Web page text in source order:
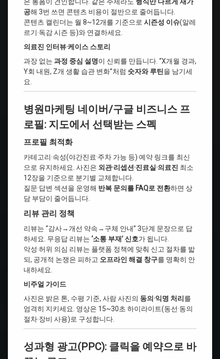
공해 3번 쓰면 콘텐츠 비용이 절반으로 줄어듭니다.
콘텐츠 캘린더는 월 8~12개를 기준으로 시즌성 이슈(알레
르기·독감 시즌 등)와 연결하세요.
의료진 인터뷰·케이스 스토리
과장 없는 과정 중심 설명이 신뢰를 만듭니다. “X개월 경과,
Y회 내원, Z개 생활 습관 변화”처럼 숫자와 루틴 을 남기세
요.
병원마케팅 네이버/구글 비즈니스 프
로필: 지도에서 선택받는 스펙
프로필 최적화
카테고리·속성(야간진료·주차 가능 등)·예약 링크를 최신
으로 유지하세요. 사진은 외관·리셉션·진료실·의료진 최소
12장을 기준으로 분기별 교체합니다.
질문·답변 섹션을 운영해 반복 문의를 FAQ로 전환하면 상
담 부담이 줄어듭니다.
리뷰 관리 정책
리뷰는 “감사→개선 약속→구체 안내” 3단계 문장으로 답
하세요. 무응답 리뷰는 ‘소통 부재’ 신호가 됩니다.
악성·허위 의심 리뷰는 플랫폼 정책에 맞춰 신고 절차를 밟
되, 공개적 논쟁은 피하고 오프라인 해결 창구를 명확히 안
내하세요.
비주얼 가이드
사진은 밝은 톤, 수평 기준, 사람 사진의 동의·익명 처리 를
엄격히 지키세요. 영상은 15~30초 하이라이트(동선·동의
절차·장비 사용)로 구성합니다.
성과형 광고(PPC): 클릭을 예약으로 바